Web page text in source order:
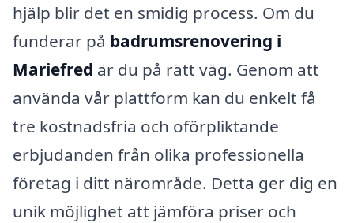
hjälp blir det en smidig process. Om du
funderar på badrumsrenovering i
Mariefred är du på rätt väg. Genom att
använda vår plattform kan du enkelt få
tre kostnadsfria och oförpliktande
erbjudanden från olika professionella
företag i ditt närområde. Detta ger dig en
unik möjlighet att jämföra priser och